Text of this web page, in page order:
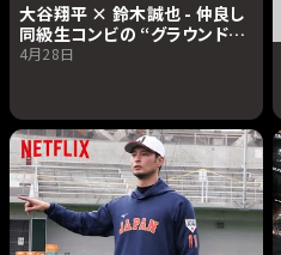
大谷翔平 × 鈴木誠也 - 仲良し
同級生コンビの “グラウンド外
の素顔” | 戦いの向こう 侍たち
Netflix Japan
4月28日